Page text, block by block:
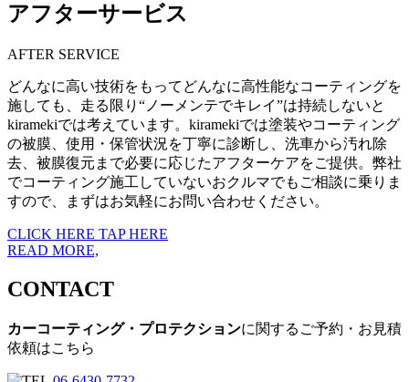
アフターサービス
AFTER SERVICE
どんなに高い技術をもってどんなに高性能なコーティングを
施しても、走る限り“ノーメンテでキレイ”は持続しないと
kiramekiでは考えています。kiramekiでは塗装やコーティング
の被膜、使用・保管状況を丁寧に診断し、洗車から汚れ除
去、被膜復元まで必要に応じたアフターケアをご提供。弊社
でコーティング施工していないおクルマでもご相談に乗りま
すので、まずはお気軽にお問い合わせください。
CLICK HERE TAP HERE
READ MORE,
CONTACT
カーコーティング・プロテクションに関するご予約・お見積
依頼はこちら